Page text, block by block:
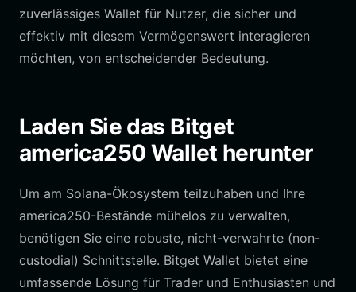
zuverlässiges Wallet für Nutzer, die sicher und
effektiv mit diesem Vermögenswert interagieren
möchten, von entscheidender Bedeutung.
Laden Sie das Bitget
america250 Wallet herunter
Um am Solana-Ökosystem teilzuhaben und Ihre
america250-Bestände mühelos zu verwalten,
benötigen Sie eine robuste, nicht-verwahrte (non-
custodial) Schnittstelle. Bitget Wallet bietet eine
umfassende Lösung für Trader und Enthusiasten und